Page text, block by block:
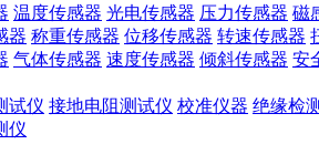
温度传感器 光电传感器 压力传感器 磁
器 称重传感器 位移传感器 转速传感器
气体传感器 速度传感器 倾斜传感器 安
试仪 接地电阻测试仪 校准仪器 绝缘检
仪